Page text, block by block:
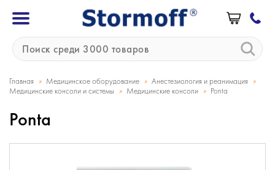
Главная » Медицинское оборудование » Анестезиология и реанимация »
Медицинские консоли и системы » Медицинские консоли » Ponta
Ponta